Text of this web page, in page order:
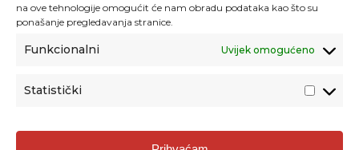
na ove tehnologije omogućit će nam obradu podataka kao što su
ponašanje pregledavanja stranice.
Funkcionalni Uvijek omogućeno
Statistički
Agencija za odgoj i obrazovanje